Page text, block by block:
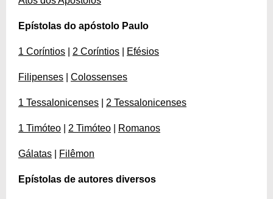
Epístolas do apóstolo Paulo
1 Coríntios 2 Coríntios Efésios
Filipenses Colossenses
1 Tessalonicenses 2 Tessalonicenses
1 Timóteo 2 Timóteo Romanos
Gálatas Filêmon
Epístolas de autores diversos